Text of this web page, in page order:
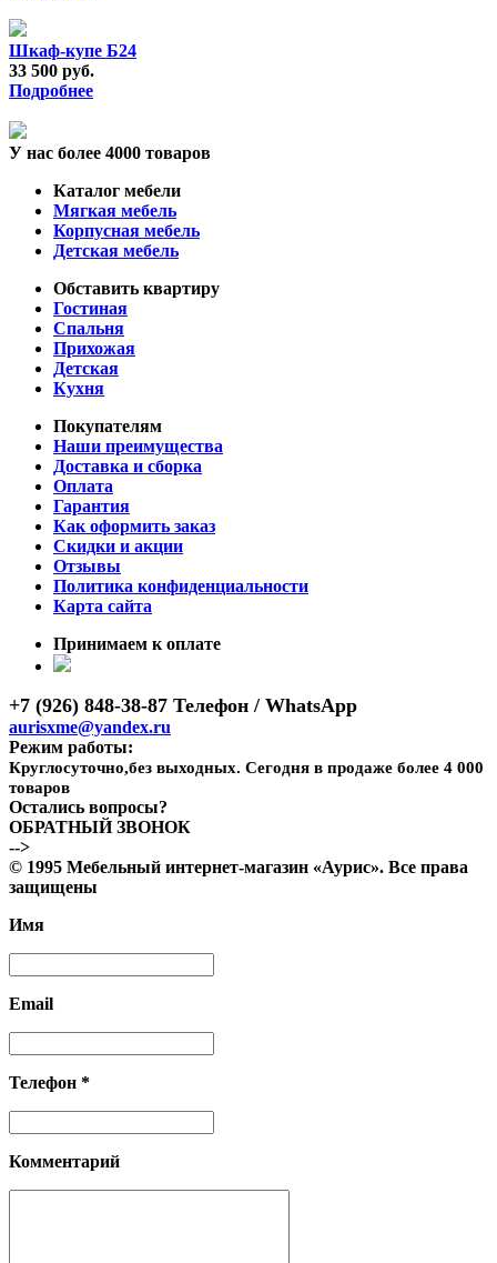
Шкаф-купе Б24
33 500 руб.
Подробнее
У нас более 4000 товаров
Каталог мебели
Мягкая мебель
Корпусная мебель
Детская мебель
Обставить квартиру
Гостиная
Спальня
Прихожая
Детская
Кухня
Покупателям
Наши преимущества
Доставка и сборка
Оплата
Гарантия
Как оформить заказ
Скидки и акции
Отзывы
Политика конфиденциальности
Карта сайта
Принимаем к оплате
+7 (926) 848-38-87 Телефон / WhatsApp
aurisxme@yandex.ru
Режим работы:
Круглосуточно,без выходных. Сегодня в продаже более 4 000
товаров
Остались вопросы?
ОБРАТНЫЙ ЗВОНОК
-->
© 1995 Мебельный интернет-магазин «Аурис». Все права
защищены
Имя
Email
Телефон *
Комментарий